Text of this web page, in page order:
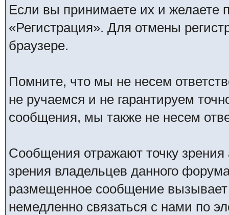
Если вы принимаете их и желаете
«Регистрация». Для отмены
браузере.
Помните, что мы не несем
не ручаемся и не гарантируем
сообщения, мы также не несем
Сообщения отражают точку зрения
зрения владельцев данного
размещенное сообщение
немедленно связаться с нами по